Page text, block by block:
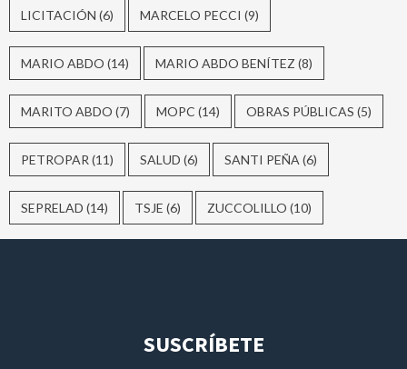
LICITACIÓN (6) MARCELO PECCI (9)
MARIO ABDO (14) MARIO ABDO BENÍTEZ (8)
MARITO ABDO (7) MOPC (14) OBRAS PÚBLICAS (5)
PETROPAR (11) SALUD (6) SANTI PEÑA (6)
SEPRELAD (14) TSJE (6) ZUCCOLILLO (10)
SUSCRÍBETE